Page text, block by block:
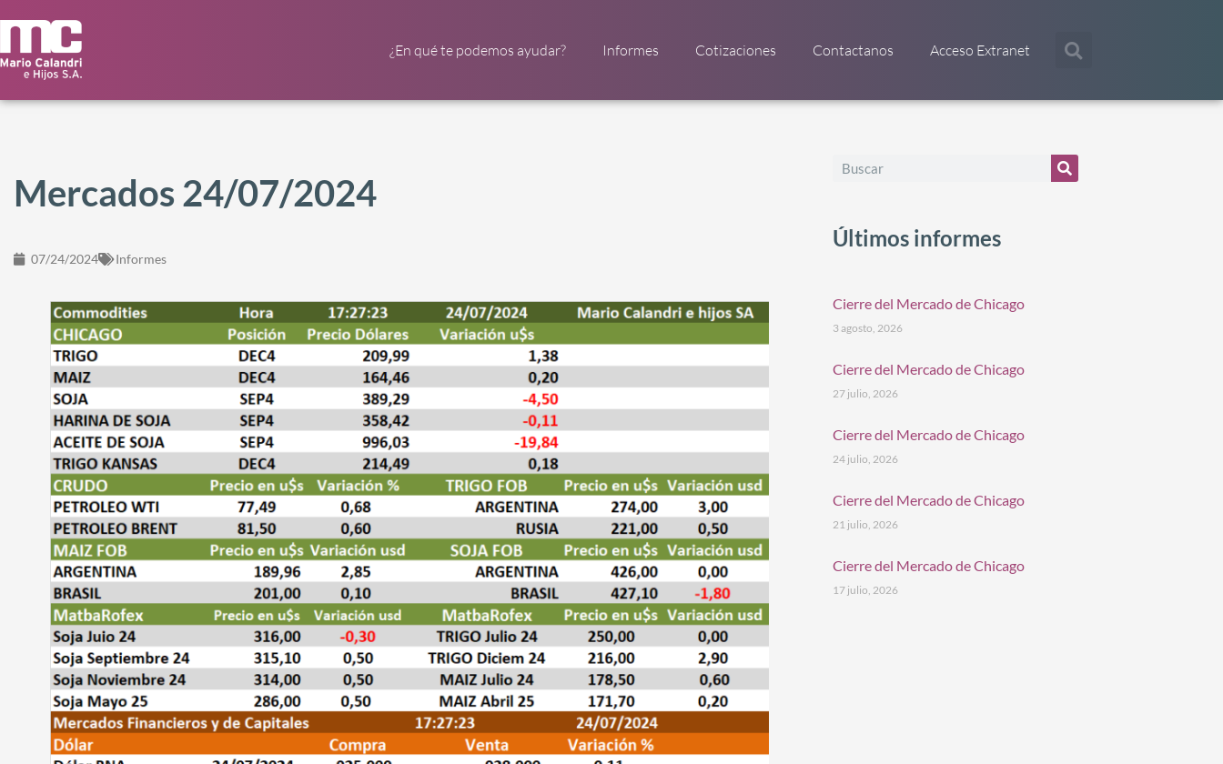
¿En qué te podemos ayudar? Informes Cotizaciones Contactanos Acceso Extranet
Mercados 24/07/2024
07/24/2024 Informes
Últimos informes
Cierre del Mercado de Chicago
3 agosto, 2026
Cierre del Mercado de Chicago
27 julio, 2026
Cierre del Mercado de Chicago
24 julio, 2026
Cierre del Mercado de Chicago
21 julio, 2026
Cierre del Mercado de Chicago
17 julio, 2026